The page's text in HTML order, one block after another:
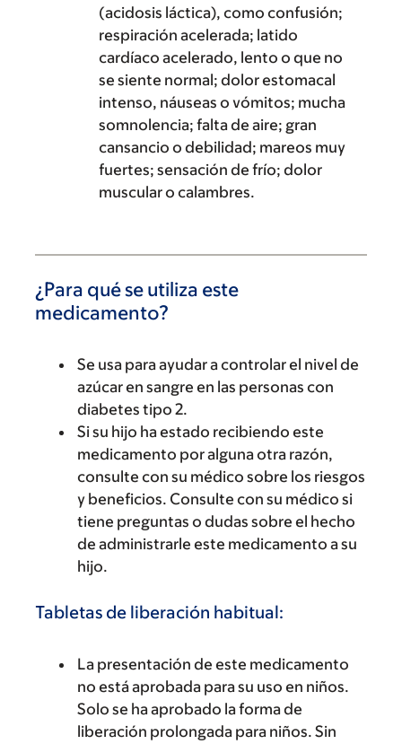
(acidosis láctica), como confusión;
respiración acelerada; latido
cardíaco acelerado, lento o que no
se siente normal; dolor estomacal
intenso, náuseas o vómitos; mucha
somnolencia; falta de aire; gran
cansancio o debilidad; mareos muy
fuertes; sensación de frío; dolor
muscular o calambres.
¿Para qué se utiliza este
medicamento?
Se usa para ayudar a controlar el nivel de
azúcar en sangre en las personas con
diabetes tipo 2.
Si su hijo ha estado recibiendo este
medicamento por alguna otra razón,
consulte con su médico sobre los riesgos
y beneficios. Consulte con su médico si
tiene preguntas o dudas sobre el hecho
de administrarle este medicamento a su
hijo.
Tabletas de liberación habitual:
La presentación de este medicamento
no está aprobada para su uso en niños.
Solo se ha aprobado la forma de
liberación prolongada para niños. Sin